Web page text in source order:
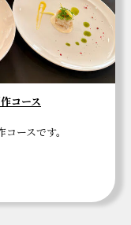
コース
ースです。